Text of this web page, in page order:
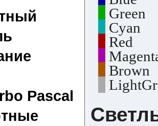
Pascal
Green
Cyan
Red 4